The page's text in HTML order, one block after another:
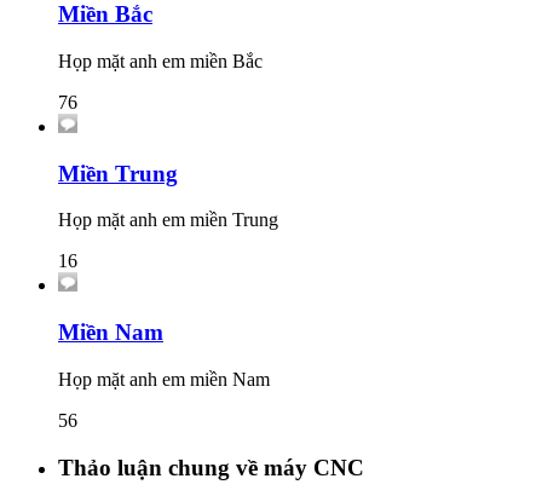
Miền Bắc
Họp mặt anh em miền Bắc
76
Miền Trung
Họp mặt anh em miền Trung
16
Miền Nam
Họp mặt anh em miền Nam
56
Thảo luận chung về máy CNC